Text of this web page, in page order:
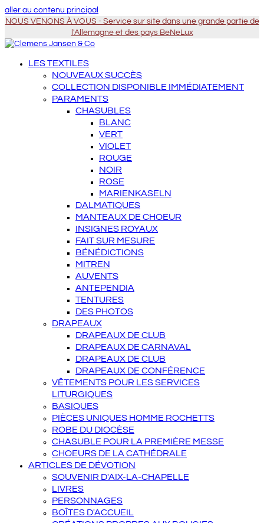
aller au contenu principal
NOUS VENONS À VOUS - Service sur site dans une grande partie de
l'Allemagne et des pays BeNeLux
LES TEXTILES
NOUVEAUX SUCCÈS
COLLECTION DISPONIBLE IMMÉDIATEMENT
PARAMENTS
CHASUBLES
BLANC
VERT
VIOLET
ROUGE
NOIR
ROSE
MARIENKASELN
DALMATIQUES
MANTEAUX DE CHOEUR
INSIGNES ROYAUX
FAIT SUR MESURE
BÉNÉDICTIONS
MITREN
AUVENTS
ANTEPENDIA
TENTURES
DES PHOTOS
DRAPEAUX
DRAPEAUX DE CLUB
DRAPEAUX DE CARNAVAL
DRAPEAUX DE CLUB
DRAPEAUX DE CONFÉRENCE
VÊTEMENTS POUR LES SERVICES
LITURGIQUES
BASIQUES
PIÈCES UNIQUES HOMME ROCHETTS
ROBE DU DIOCÈSE
CHASUBLE POUR LA PREMIÈRE MESSE
CHOEURS DE LA CATHÉDRALE
ARTICLES DE DÉVOTION
SOUVENIR D'AIX-LA-CHAPELLE
LIVRES
PERSONNAGES
BOÎTES D'ACCUEIL